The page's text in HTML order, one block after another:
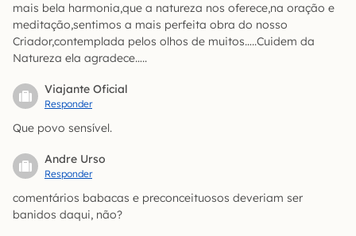
mais bela harmonia,que a natureza nos oferece,na oração e
meditação,sentimos a mais perfeita obra do nosso
Criador,contemplada pelos olhos de muitos…..Cuidem da
Natureza ela agradece…..
Viajante Oficial
Responder
Que povo sensível.
Andre Urso
Responder
comentários babacas e preconceituosos deveriam ser
banidos daqui, não?